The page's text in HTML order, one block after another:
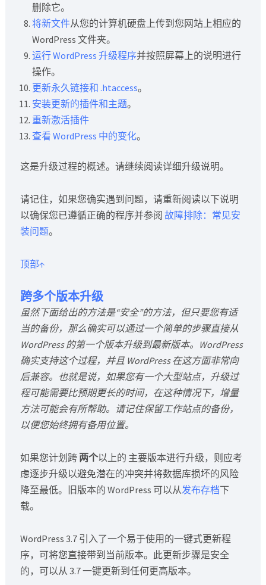
删除它。
将新文件从您的计算机硬盘上传到您网站上相应的
WordPress 文件夹。
运行 WordPress 升级程序并按照屏幕上的说明进行
操作。
更新永久链接和 .htaccess。
安装更新的插件和主题。
重新激活插件
查看 WordPress 中的变化。
这是升级过程的概述。请继续阅读详细升级说明。
请记住，如果您确实遇到问题，请重新阅读以下说明
以确保您已遵循正确的程序并参阅 故障排除：常见安
装问题。
顶部↑
跨多个版本升级
虽然下面给出的方法是“安全”的方法，但只要您有适
当的备份，那么确实可以通过一个简单的步骤直接从
WordPress 的第一个版本升级到最新版本。WordPress
确实支持这个过程，并且 WordPress 在这方面非常向
后兼容。也就是说，如果您有一个大型站点，升级过
程可能需要比预期更长的时间，在这种情况下，增量
方法可能会有所帮助。请记住保留工作站点的备份，
以便您始终拥有备用位置。
如果您计划跨 两个以上的 主要版本进行升级，则应考
虑逐步升级以避免潜在的冲突并将数据库损坏的风险
降至最低。旧版本的 WordPress 可以从发布存档下
载。
WordPress 3.7 引入了一个易于使用的一键式更新程
序，可将您直接带到当前版本。此更新步骤是安全
的，可以从 3.7 一键更新到任何更高版本。